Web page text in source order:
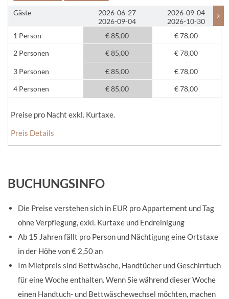
Gäste
1 Person
2 Personen
3 Personen
4 Personen
2026-06-27
2026-09-04
€ 85,00
€ 85,00
€ 85,00
€ 85,00
2026-09-04
2026-10-30
€ 78,00
€ 78,00
€ 78,00
€ 78,00
Preise pro Nacht exkl. Kurtaxe.
Preis Details
BUCHUNGSINFO
Die Preise verstehen sich in EUR pro Appartement und Tag
ohne Verpflegung, exkl. Kurtaxe und Endreinigung
Ab 15 Jahren fällt pro Person und Nächtigung eine Ortstaxe
in der Höhe von € 2,50 an
Im Mietpreis sind Bettwäsche, Handtücher und Geschirrtuch
für eine Woche enthalten. Wenn Sie während dieser Woche
einen Handtuch- und Bettwäschewechsel möchten, machen